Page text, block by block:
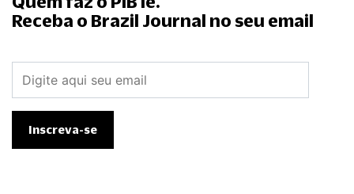
Receba o Brazil Journal no seu email